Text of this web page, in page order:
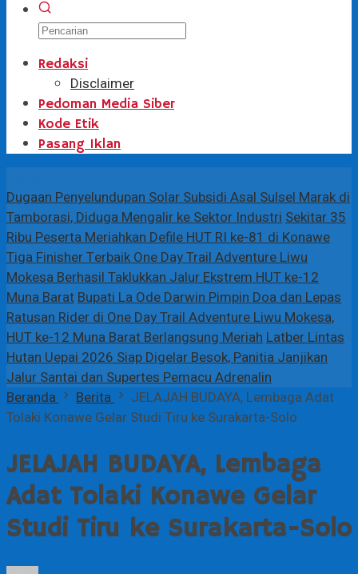
Redaksi
Disclaimer
Pedoman Media Siber
Kode Etik
Pasang Iklan
Dugaan Penyelundupan Solar Subsidi Asal Sulsel Marak di
Tamborasi, Diduga Mengalir ke Sektor IndustriSekitar 35
Ribu Peserta Meriahkan Defile HUT RI ke-81 di Konawe
Tiga Finisher Terbaik One Day Trail Adventure Liwu
Mokesa Berhasil Taklukkan Jalur Ekstrem HUT ke-12
Muna BaratBupati La Ode Darwin Pimpin Doa dan Lepas
Ratusan Rider di One Day Trail Adventure Liwu Mokesa,
HUT ke-12 Muna Barat Berlangsung MeriahLatber Lintas
Hutan Uepai 2026 Siap Digelar Besok, Panitia Janjikan
Jalur Santai dan Supertes Pemacu Adrenalin
Beranda
Berita
JELAJAH BUDAYA, Lembaga Adat
Tolaki Konawe Gelar Studi Tiru ke Surakarta-Solo
JELAJAH BUDAYA, Lembaga
Adat Tolaki Konawe Gelar
Studi Tiru ke Surakarta-Solo